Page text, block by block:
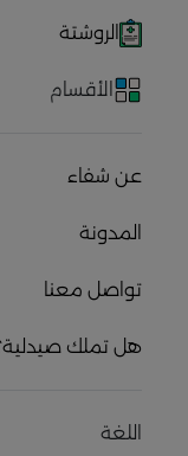
الروشتة
الأقسام
عن شفاء
المدونة
تواصل معنا
هل تملك
اللغة